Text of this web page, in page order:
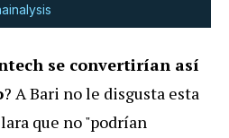
se convertirían así
? A Bari no le disgusta esta
que no "podrían